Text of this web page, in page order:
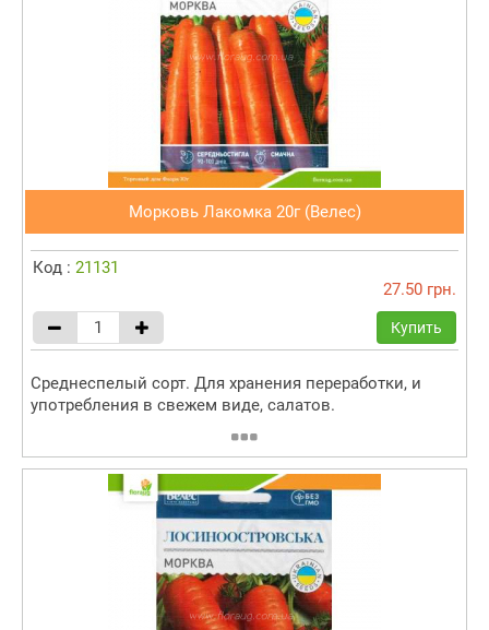
Морковь Лакомка 20г (Велес)
Код : 21131
27.50 грн.
Купить
Среднеспелый сорт. Для хранения переработки, и
употребления в свежем виде, салатов.